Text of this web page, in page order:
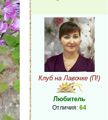
Клуб на Лавочке (П!)
Любитель
Отличия: 64